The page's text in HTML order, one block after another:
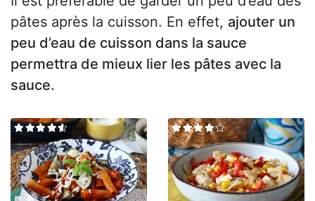
pâtes après la cuisson. En effet, ajouter un
peu d’eau de cuisson dans la sauce
permettra de mieux lier les pâtes avec la
sauce.